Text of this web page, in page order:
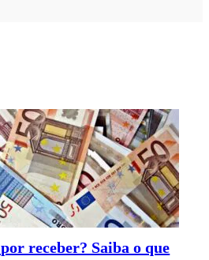
receber? Saiba o que